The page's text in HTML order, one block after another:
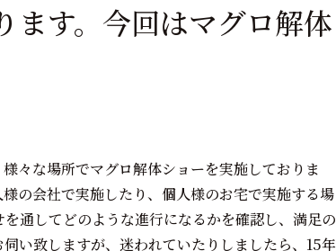
ます。今回はマグロ解体
々な場所でマグロ解体ショーを実施しておりま
の会社で実施したり、個人様のお宅で実施する場
通してどのような進行になるかを確認し、満足の
い致しますが、迷われていたりしましたら、15年